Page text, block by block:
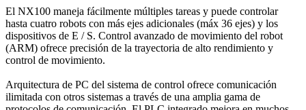
El NX100 maneja fácilmente múltiples tareas y puede controlar
hasta cuatro robots con más ejes adicionales (máx 36 ejes) y los
dispositivos de E / S. Control avanzado de movimiento del robot
(ARM) ofrece precisión de la trayectoria de alto rendimiento y
control de movimiento.
Arquitectura de PC del sistema de control ofrece comunicación
ilimitada con otros sistemas a través de una amplia gama de